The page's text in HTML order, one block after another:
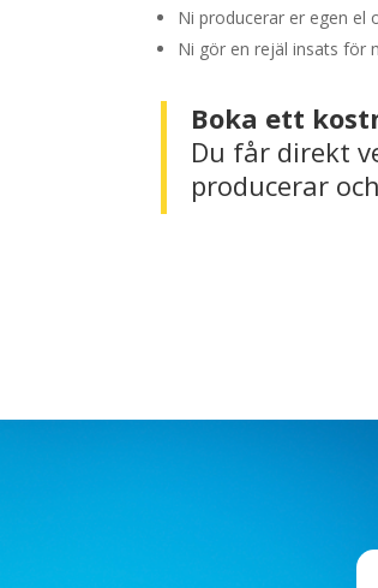
Ni producerar er egen el
Ni gör en rejäl insats för
Boka ett
Du får direkt
producerar